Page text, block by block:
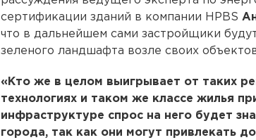
сертификации зданий в компании HPBS
что в дальнейшем сами застройщики
зеленого ландшафта возле своих
«Кто же в целом выигрывает от таких
технологиях и таком же классе жилья
инфраструктуре спрос на него будет
города, так как они могут привлекать